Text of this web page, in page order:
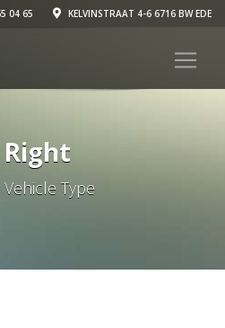
04 65 KELVINSTRAAT 4-6 6716 BW EDE
Type